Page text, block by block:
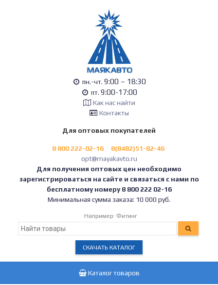
пн.-чт. 9:00 – 18:30
пт. 9:00-17:00
Как нас найти
Контакты
Для оптовых покупателей
8 800 222-02-16
8(8482)51-82-46
opt@mayakavto.ru
Для получения оптовых цен необходимо
зарегистрироваться на сайте и связаться с нами по
бесплатному номеру 8 800 222 02-16
Минимальная сумма заказа: 10 000 руб.
Например: Фитинг
СКАЧАТЬ КАТАЛОГ
Каталог товаров